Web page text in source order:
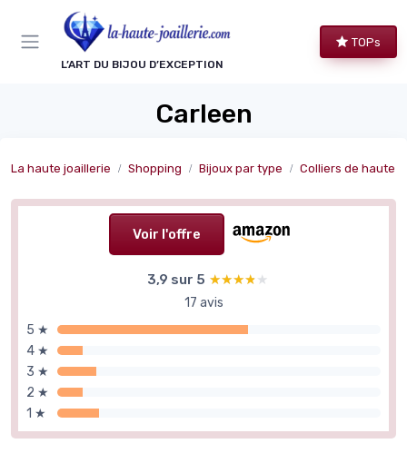
L’ART DU BIJOU D’EXCEPTION
TOPs
Carleen
La haute joaillerie Shopping Bijoux par type Colliers de haute
Voir l'offre
3,9 sur 5 ★★★★★
★★★★★
17 avis
5 ★
4 ★
3 ★
2 ★
1 ★
Panneau de gestion des cookies